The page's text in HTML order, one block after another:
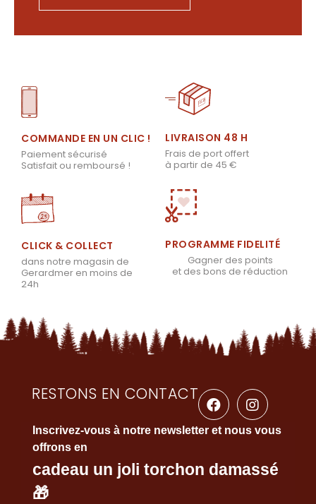
COMMANDE EN UN CLIC !
Paiement sécurisé
Satisfait ou remboursé !
LIVRAISON 48 H
Frais de port offert
à partir de 45 €
CLICK & COLLECT
dans notre magasin de
Gerardmer en moins de
24h
PROGRAMME FIDELITÉ
Gagner des points
et des bons de réduction
RESTONS EN CONTACT
Inscrivez-vous à notre newsletter et nous vous
offrons en
cadeau un joli torchon damassé
🎁